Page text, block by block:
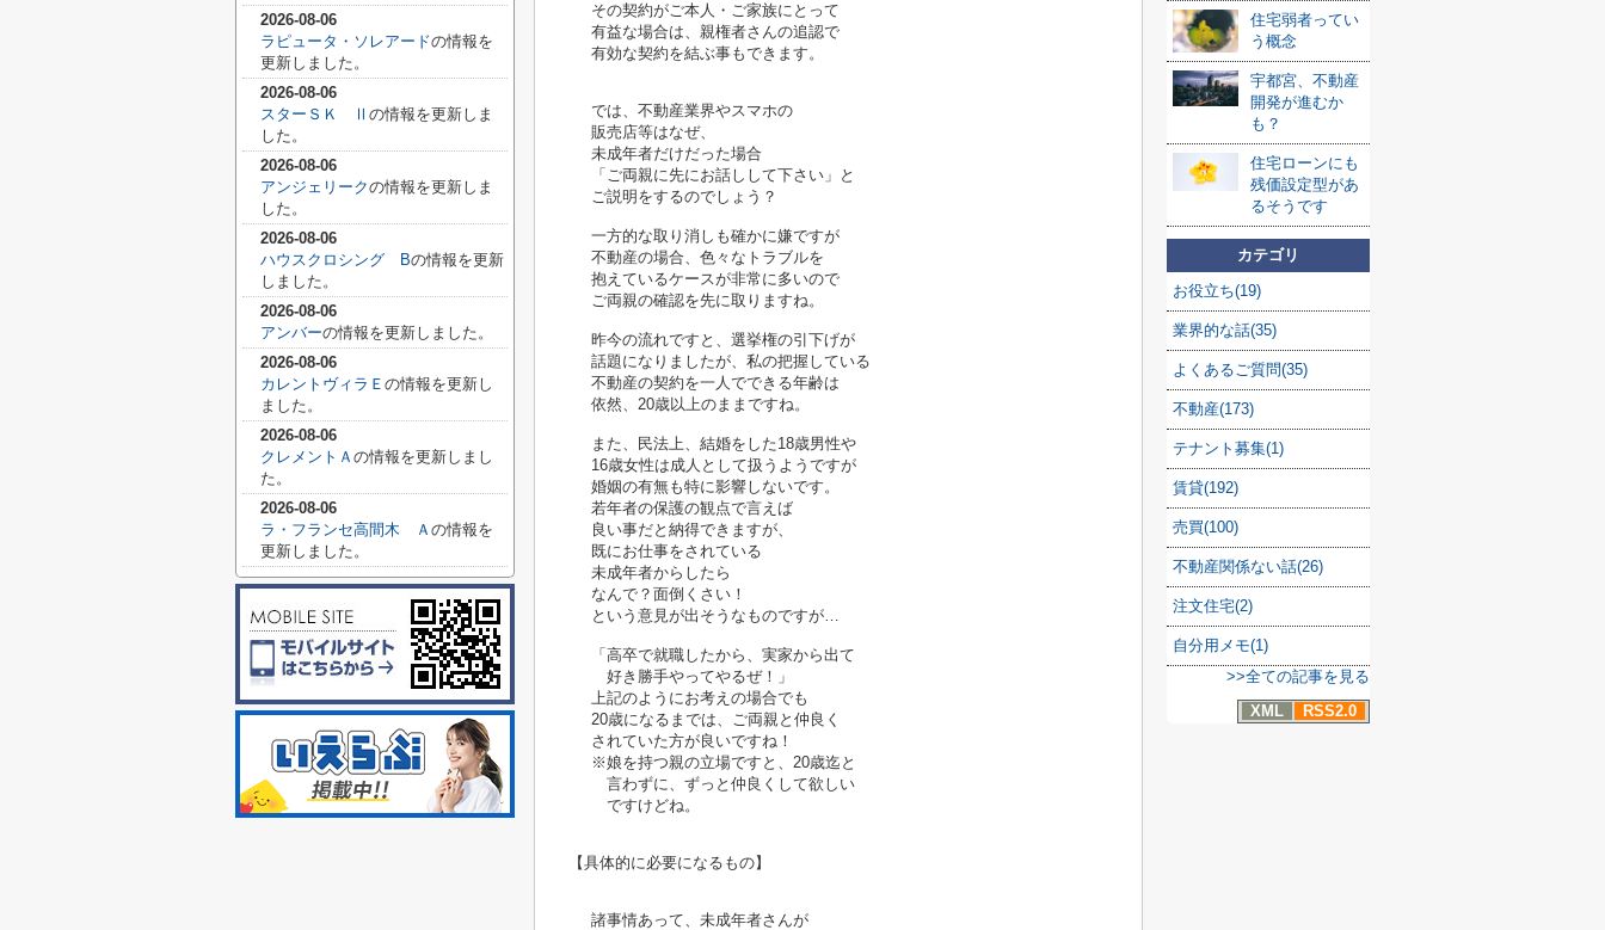
その契約がご本人・ご家族にとって
有益な場合は、親権者さんの追認で
有効な契約を結ぶ事もできます。
では、不動産業界やスマホの
販売店等はなぜ、
未成年者だけだった場合
「ご両親に先にお話しして下さい」と
ご説明をするのでしょう？
一方的な取り消しも確かに嫌ですが
不動産の場合、色々なトラブルを
抱えているケースが非常に多いので
ご両親の確認を先に取りますね。
昨今の流れですと、選挙権の引下げが
話題になりましたが、私の把握している
不動産の契約を一人でできる年齢は
依然、20歳以上のままですね。
また、民法上、結婚をした18歳男性や
16歳女性は成人として扱うようですが
婚姻の有無も特に影響しないです。
若年者の保護の観点で言えば
良い事だと 納得できますが、
既にお仕事をされている
未成年者からしたら
なんで？面倒くさい！
という意見が出そうなものですが…
「高卒で就職したから、実家から出て
好き勝手やってやるぜ！」
上記のようにお考えの場合でも
20歳になるまでは、ご両親と仲良く
されていた方が良いですね！
※娘を持つ親の立場ですと、20歳迄と
言わずに、ずっと仲良くして欲しい
ですけどね。
【具体的に必要になるもの】
諸事情あって、未成年者さんが
住宅弱者ってい
う概念
宇都宮、不動産
開発が進むか
も？
住宅ローンにも
残価設定型があ
るそうです
カテゴリ
お役立ち(19)
業界的な話(35)
よくあるご質問(35)
不動産(173)
テナント募集(1)
賃貸(192)
売買(100)
不動産関係ない話(26)
注文住宅(2)
自分用メモ(1)
>>全ての記事を見る
XML
RSS2.0
2026-08-06
ラピュータ・ソレアードの情報を
更新しました。
2026-08-06
スターＳＫ Ⅱ の情報を更新しま
した。
2026-08-06
アンジェリークの情報を更新しま
した。
2026-08-06
ハウスクロシング Bの情報を更新
しました。
2026-08-06
アンバーの情報を更新しました。
2026-08-06
カレントヴィラＥ の情報を更新し
ました。
2026-08-06
クレメントＡ の情報を更新しまし
た。
2026-08-06
ラ・フランセ高間木 Ａ の情報を
更新しました。